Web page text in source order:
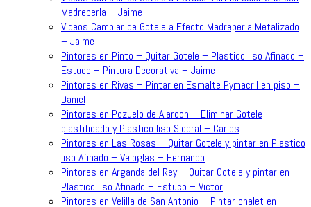
Madreperla – Jaime
Videos Cambiar de Gotele a Efecto Madreperla Metalizado
– Jaime
Pintores en Pinto – Quitar Gotele – Plastico liso Afinado –
Estuco – Pintura Decorativa – Jaime
Pintores en Rivas – Pintar en Esmalte Pymacril en piso –
Daniel
Pintores en Pozuelo de Alarcon – Eliminar Gotele
plastificado y Plastico liso Sideral – Carlos
Pintores en Las Rosas – Quitar Gotele y pintar en Plastico
liso Afinado – Veloglas – Fernando
Pintores en Arganda del Rey – Quitar Gotele y pintar en
Plastico liso Afinado – Estuco – Victor
Pintores en Velilla de San Antonio – Pintar chalet en